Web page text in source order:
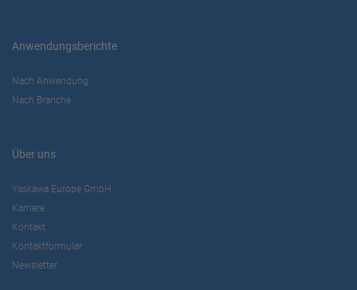
Anwendungsberichte
Nach Anwendung
Nach Branche
Über uns
Yaskawa Europe GmbH
Karriere
Kontakt
Kontaktformular
Newsletter